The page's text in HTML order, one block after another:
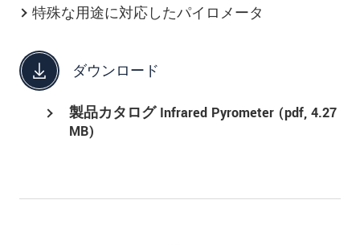
特殊な用途に対応したパイロメータ
ダウンロード
製品カタログ Infrared Pyrometer (pdf, 4.27
MB)